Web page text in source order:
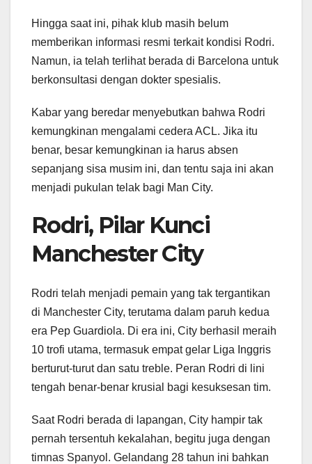
Hingga saat ini, pihak klub masih belum
memberikan informasi resmi terkait kondisi Rodri.
Namun, ia telah terlihat berada di Barcelona untuk
berkonsultasi dengan dokter spesialis.
Kabar yang beredar menyebutkan bahwa Rodri
kemungkinan mengalami cedera ACL. Jika itu
benar, besar kemungkinan ia harus absen
sepanjang sisa musim ini, dan tentu saja ini akan
menjadi pukulan telak bagi Man City.
Rodri, Pilar Kunci
Manchester City
Rodri telah menjadi pemain yang tak tergantikan
di Manchester City, terutama dalam paruh kedua
era Pep Guardiola. Di era ini, City berhasil meraih
10 trofi utama, termasuk empat gelar Liga Inggris
berturut-turut dan satu treble. Peran Rodri di lini
tengah benar-benar krusial bagi kesuksesan tim.
Saat Rodri berada di lapangan, City hampir tak
pernah tersentuh kekalahan, begitu juga dengan
timnas Spanyol. Gelandang 28 tahun ini bahkan